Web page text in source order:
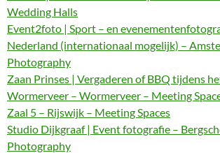
Wedding Halls
Event2foto | Sport – en
Nederland (internationaal mogelijk) –
Photography
Zaan Prinses | Vergaderen of BBQ tijdens
Wormerveer – Wormerveer – Meeting
Zaal 5 – Rijswijk – Meeting Spaces
Studio Dijkgraaf | Event fotografie –
Photography